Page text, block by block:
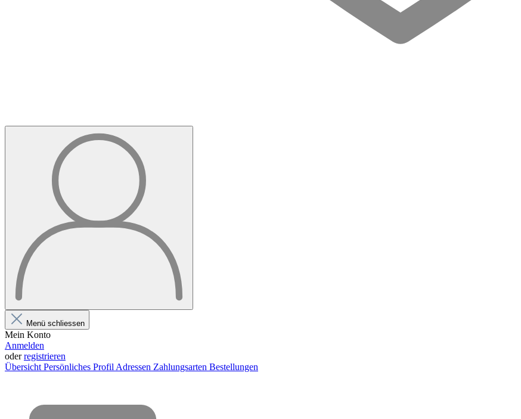
Menü schliessen
Mein Konto
Anmelden
oderregistrieren
Übersicht Persönliches Profil Adressen Zahlungsarten Bestellungen